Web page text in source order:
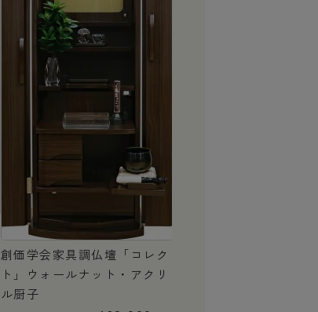
創価学会家具調仏壇「コレク
ト」ウォールナット・アクリ
ル厨子